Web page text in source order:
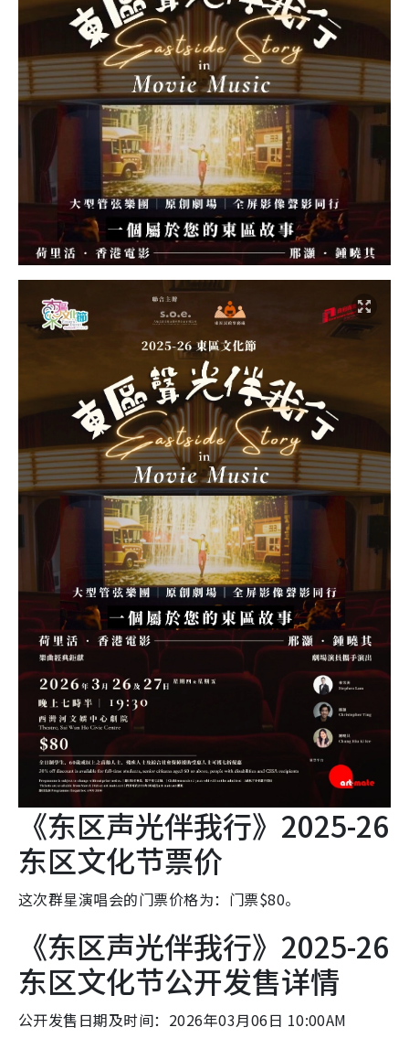
《东区声光伴我行》2025-26
东区文化节票价
这次群星演唱会的门票价格为：门票$80。
《东区声光伴我行》2025-26
东区文化节公开发售详情
公开发售日期及时间：2026年03月06日 10:00AM